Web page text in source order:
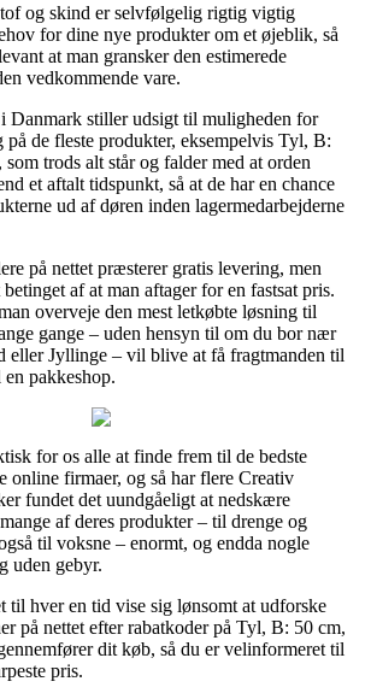
og skind er selvfølgelig rigtig vigtig
for dine nye produkter om et øjeblik, så
at man gransker den estimerede
vedkommende vare.
Danmark stiller udsigt til muligheden for
de fleste produkter, eksempelvis Tyl, B:
trods alt står og falder med at orden
et aftalt tidspunkt, så at de har en chance
ud af døren inden lagermedarbejderne
på nettet præsterer gratis levering, men
af at man aftager for en fastsat pris.
overveje den mest letkøbte løsning til
gange – uden hensyn til om du bor nær
eller Jyllinge – vil blive at få fragtmanden til
pakkeshop.
for os alle at finde frem til de bedste
online firmaer, og så har flere Creativ
fundet det uundgåeligt at nedskære
af deres produkter – til drenge og
til voksne – enormt, og endda nogle
uden gebyr.
til hver en tid vise sig lønsomt at udforske
på nettet efter rabatkoder på Tyl, B: 50 cm,
dit køb, så du er velinformeret til
pris.